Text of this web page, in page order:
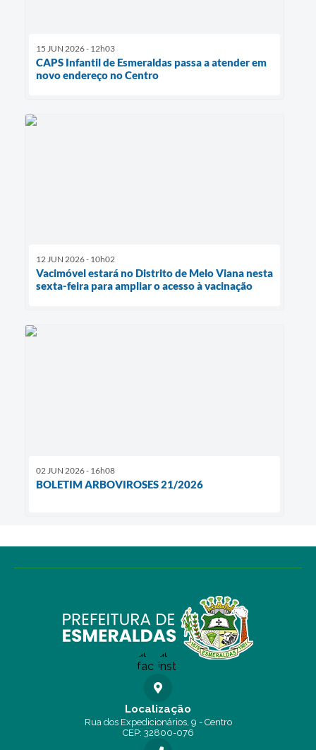
15 JUN 2026 - 12h03
CAPS Infantil de Esmeraldas passa a atender em
novo endereço no Centro
12 JUN 2026 - 10h02
Vacimóvel estará no Distrito de Melo Viana nesta
sexta-feira para ampliar o acesso à vacinação
02 JUN 2026 - 16h08
BOLETIM ARBOVIROSES 21/2026
Localização
Rua dos Expedicionários, 9 - Centro
CEP: 32800-076